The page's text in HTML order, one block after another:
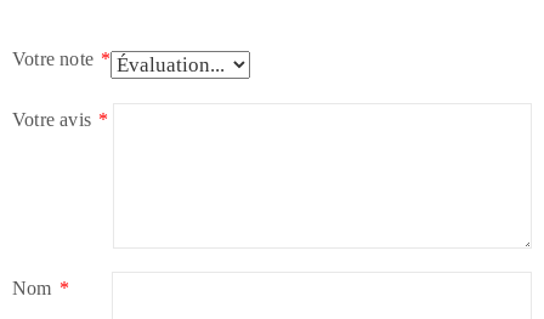
Votre note *
Votre avis *
Nom *